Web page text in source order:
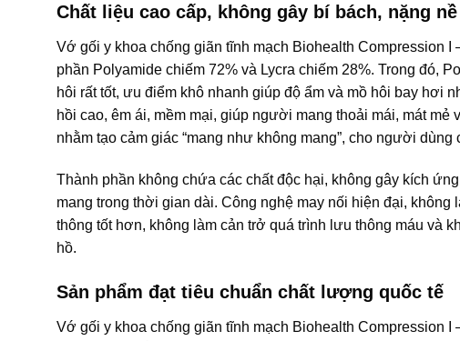
Chất liệu cao cấp, không gây bí bách, nặng nề
Vớ gối y khoa chống giãn tĩnh mạch Biohealth Compression
phần Polyamide chiếm 72% và Lycra chiếm 28%. Trong đó,
hôi rất tốt, ưu điểm khô nhanh giúp độ ẩm và mồ hôi bay hơi
hồi cao, êm ái, mềm mại, giúp người mang thoải mái, mát
nhằm tạo cảm giác “mang như không mang”, cho người dùng
Thành phần không chứa các chất độc hại, không gây kích
mang trong thời gian dài. Công nghệ may nối hiện đại,
thông tốt hơn, không làm cản trở quá trình lưu thông máu và
hồ.
Sản phẩm đạt tiêu chuẩn chất lượng quốc tế
Vớ gối y khoa chống giãn tĩnh mạch Biohealth Compression